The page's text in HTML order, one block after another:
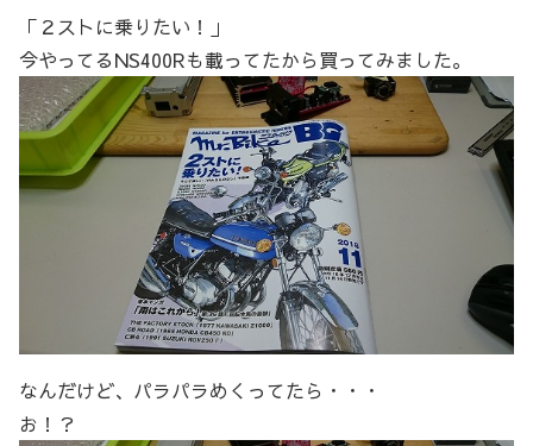
「２ストに乗りたい！」
今やってるNS400Rも載ってたから買ってみました。
なんだけど、パラパラめくってたら・・・
お！？